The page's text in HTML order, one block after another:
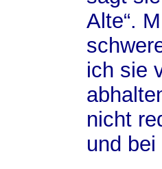
Alte“.
ich sie
nicht
und